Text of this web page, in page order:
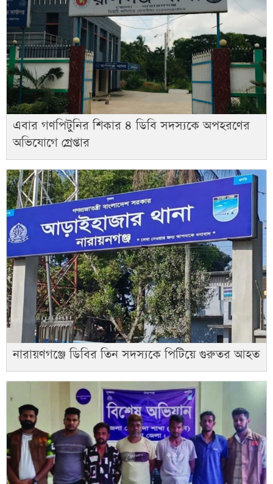
এবার গণপিটুনির শিকার ৪ ডিবি সদস্যকে অপহরণের
অভিযোগে গ্রেপ্তার
নারায়ণগঞ্জে ডিবির তিন সদস্যকে পিটিয়ে গুরুতর আহত